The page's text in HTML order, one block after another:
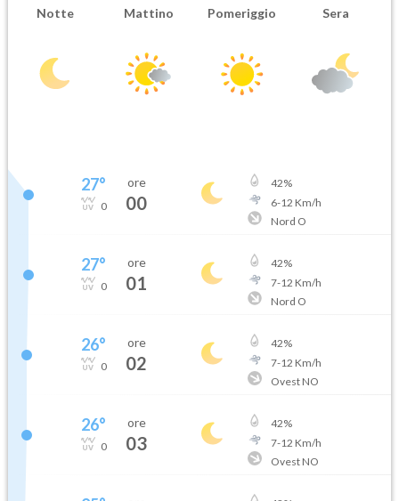
Notte Mattino Pomeriggio Sera
27°
0
ore
00
42%
6-12 Km/h
Nord O
27°
0
ore
01
42%
7-12 Km/h
Nord O
26°
0
ore
02
42%
7-12 Km/h
Ovest NO
26°
0
ore
03
42%
7-12 Km/h
Ovest NO